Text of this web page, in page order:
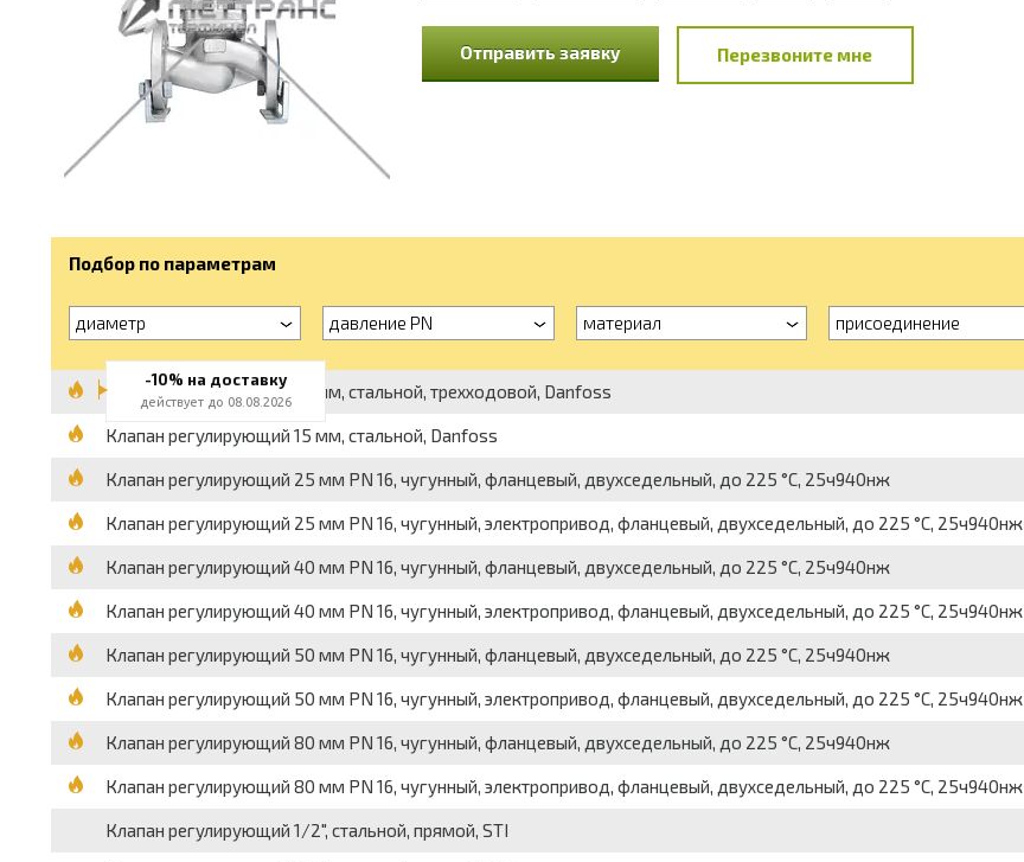
Отправить заявку Перезвоните мне
Подбор по параметрам
диаметр давление PN материал присоединение
Клапан регулирующий 15 мм, стальной, трехходовой, Danfoss
Клапан регулирующий 15 мм, стальной, Danfoss
Клапан регулирующий 25 мм PN 16, чугунный, фланцевый, двухседельный, до 225 °С, 25ч940нж
Клапан регулирующий 25 мм PN 16, чугунный, электропривод, фланцевый, двухседельный, до 225 °С, 25ч940нж
Клапан регулирующий 40 мм PN 16, чугунный, фланцевый, двухседельный, до 225 °С, 25ч940нж
Клапан регулирующий 40 мм PN 16, чугунный, электропривод, фланцевый, двухседельный, до 225 °С, 25ч940нж
Клапан регулирующий 50 мм PN 16, чугунный, фланцевый, двухседельный, до 225 °С, 25ч940нж
Клапан регулирующий 50 мм PN 16, чугунный, электропривод, фланцевый, двухседельный, до 225 °С, 25ч940нж
Клапан регулирующий 80 мм PN 16, чугунный, фланцевый, двухседельный, до 225 °С, 25ч940нж
Клапан регулирующий 80 мм PN 16, чугунный, электропривод, фланцевый, двухседельный, до 225 °С, 25ч940нж
Клапан регулирующий 1/2", стальной, прямой, STI
-10% на доставку
действует до 08.08.2026